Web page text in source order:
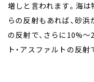
増しと言われます。海
らの反射もあれば、砂
の反射で、さらに10%～
ト・アスファルトの反